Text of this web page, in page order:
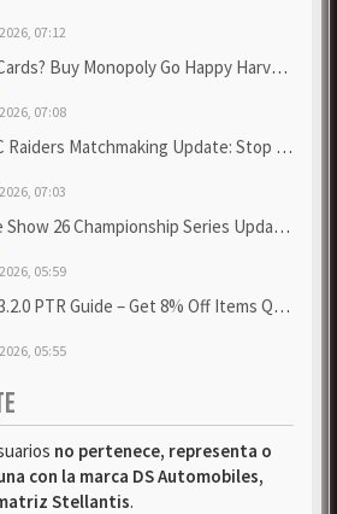
07:12
Buy Monopoly Go Happy Harvest with Looney Tun...
07:08
Matchmaking Update: Stop Failed - Grab Bluep...
07:03
26 Championship Series Update! Get Cheap & ...
05:59
PTR Guide – Get 8% Off Items Quickly to Test ...
05:55
no pertenece, representa o
con la marca DS Automobiles,
Stellantis.